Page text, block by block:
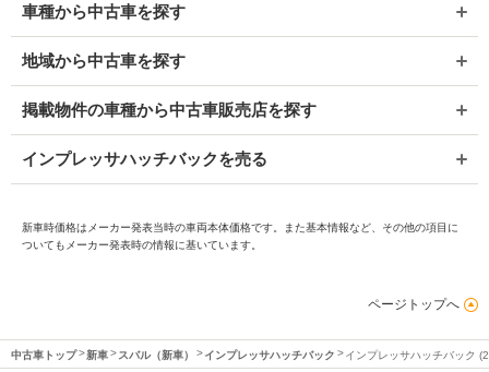
車種から中古車を探す
地域から中古車を探す
掲載物件の車種から中古車販売店を探す
インプレッサハッチバックを売る
新車時価格はメーカー発表当時の車両本体価格です。また基本情報など、その他の項目に
ついてもメーカー発表時の情報に基いています。
ページトップへ
中古車トップ 新車 スバル（新車） インプレッサハッチバック インプレッサハッチバック